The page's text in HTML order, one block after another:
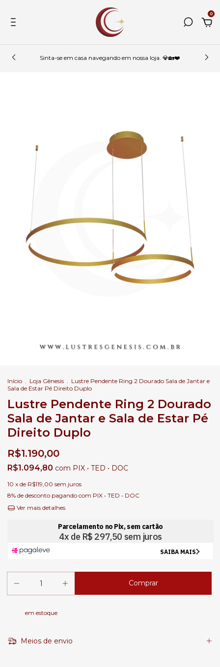
0
Sinta-se em casa navegando em nossa loja. 💎🏡❤️
Início . Loja Gênesis . Lustre Pendente Ring 2 Dourado Sala de Jantar e
Sala de Estar Pé Direito Duplo
Lustre Pendente Ring 2 Dourado
Sala de Jantar e Sala de Estar Pé
Direito Duplo
R$1.190,00
R$1.094,80 com PIX • TED • DOC
10 x de R$119,00 sem juros
8% de desconto pagando com PIX • TED • DOC
Ver mais detalhes
em estoque
Meios de envio